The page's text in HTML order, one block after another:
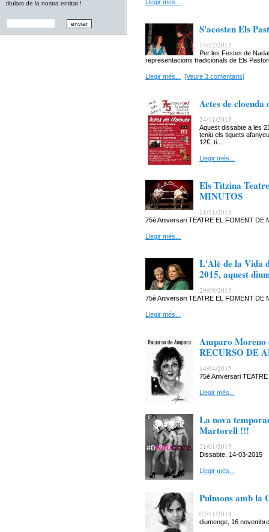
titulars de la nostra entitat !
Llegir més...
S'acosten Els
14/12/2015
Per les Festes de
representacions tradicionals de Els
Llegir més... [Veure 3 comentaris]
Actes de cloenda
24/11/2015
Aquest dissabte a les
teniu els tiquets
12€, ti...
Llegir més...
Els Titzina
MINUTOS
11/11/2015
75è Aniversari TEATRE EL FOMENT DE
Llegir més...
L'Alè de la Vida
2015, aquest
29/09/2015
75è Aniversari TEATRE EL FOMENT DE
Llegir més...
Amparo Moreno
RECURSO DE
14/04/2015
75è Aniversari
Llegir més...
La nova
Martorell !!!
21/01/2015
Dissabte, 14-03-
Llegir més...
Pulmons amb la
02/11/2014
diumenge, 16